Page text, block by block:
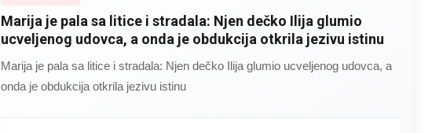
Marija je pala sa litice i stradala: Njen dečko Ilija glumio
ucveljenog udovca, a onda je obdukcija otkrila jezivu istinu
Marija je pala sa litice i stradala: Njen dečko Ilija glumio ucveljenog udovca, a
onda je obdukcija otkrila jezivu istinu